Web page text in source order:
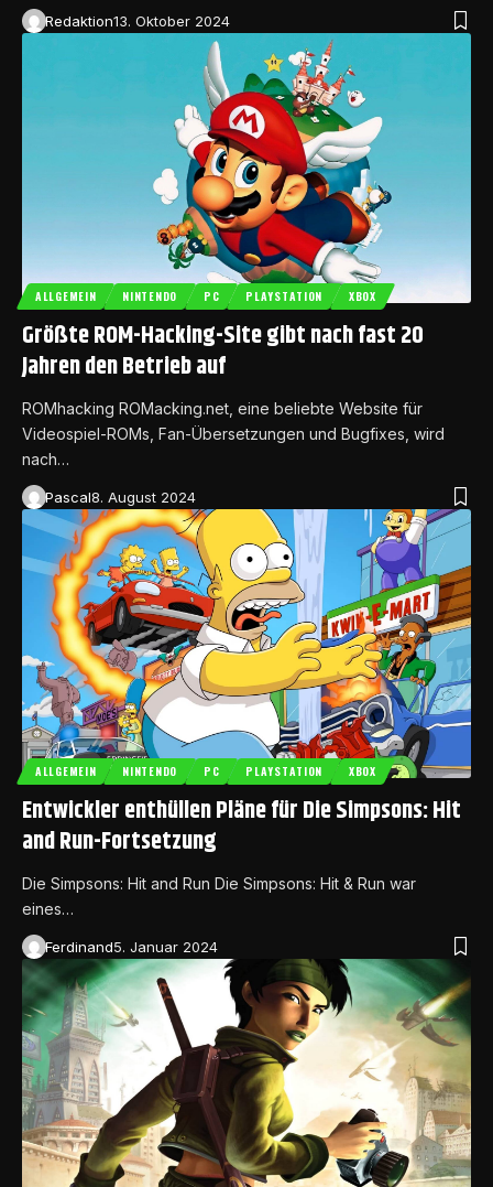
Redaktion13. Oktober 2024
ALLGEMEIN NINTENDO PC PLAYSTATION XBOX
Größte ROM-Hacking-Site gibt nach fast 20
Jahren den Betrieb auf
ROMhacking ROMacking.net, eine beliebte Website für
Videospiel-ROMs, Fan-Übersetzungen und Bugfixes, wird
nach…
Pascal8. August 2024
ALLGEMEIN NINTENDO PC PLAYSTATION XBOX
Entwickler enthüllen Pläne für Die Simpsons: Hit
and Run-Fortsetzung
Die Simpsons: Hit and Run Die Simpsons: Hit & Run war
eines…
Ferdinand5. Januar 2024